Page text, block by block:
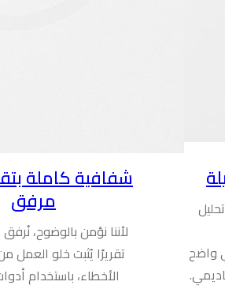
واضح
شفافية كاملة
مرفق
لأننا نؤمن بالوضوح،
تقريرًا يُثبت خلو العمل
الأخطاء، باستخدام